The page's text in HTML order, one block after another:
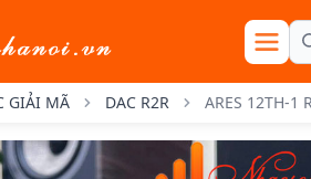
GIẢI MÃ DAC R2R ARES 12TH-1